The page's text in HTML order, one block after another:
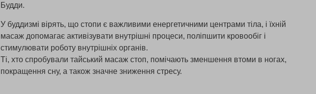
Будди.
У буддизмі вірять, що стопи є важливими енергетичними центрами тіла, і їхній
масаж допомагає активізувати внутрішні процеси, поліпшити кровообіг і
стимулювати роботу внутрішніх органів.
Ті, хто спробували тайський масаж стоп, помічають зменшення втоми в ногах,
покращення сну, а також значне зниження стресу.